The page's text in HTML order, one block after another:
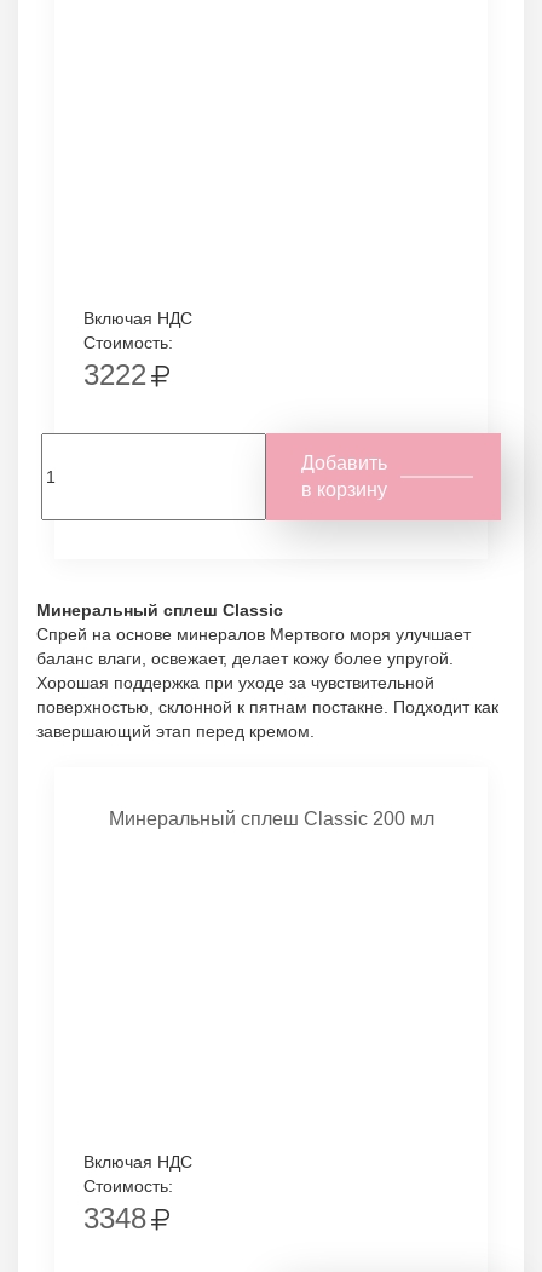
Включая НДС
Стоимость:
3222
Добавить
в корзину
Минеральный сплеш Classic
Спрей на основе минералов Мертвого моря улучшает
баланс влаги, освежает, делает кожу более упругой.
Хорошая поддержка при уходе за чувствительной
поверхностью, склонной к пятнам постакне. Подходит как
завершающий этап перед кремом.
Минеральный сплеш Classic 200 мл
Включая НДС
Стоимость:
3348